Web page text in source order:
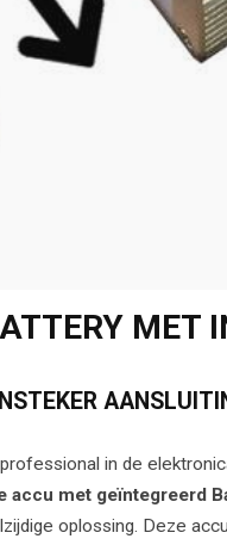
MET
in de
accu met geïntegreerd
oplossing. Deze